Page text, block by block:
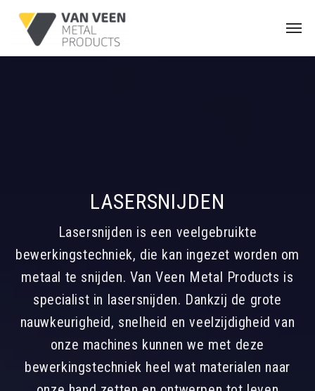
LASERSNIJDEN
Lasersnijden is een veelgebruikte
bewerkingstechniek, die kan ingezet worden om
metaal te snijden. Van Veen Metal Products is
specialist in lasersnijden. Dankzij de grote
nauwkeurigheid, snelheid en veelzijdigheid van
onze machines kunnen we met deze
bewerkingstechniek heel wat materialen naar